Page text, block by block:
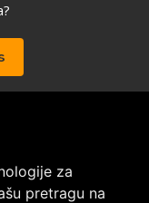
za
pretragu na